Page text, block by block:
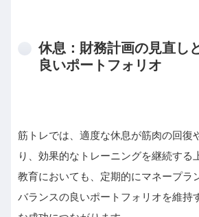
休息：財務計画の見直し
良いポートフォリオ
筋トレでは、適度な休息が筋肉の回復
り、効果的なトレーニングを継続する
教育においても、定期的にマネープラ
バランスの良いポートフォリオを維持